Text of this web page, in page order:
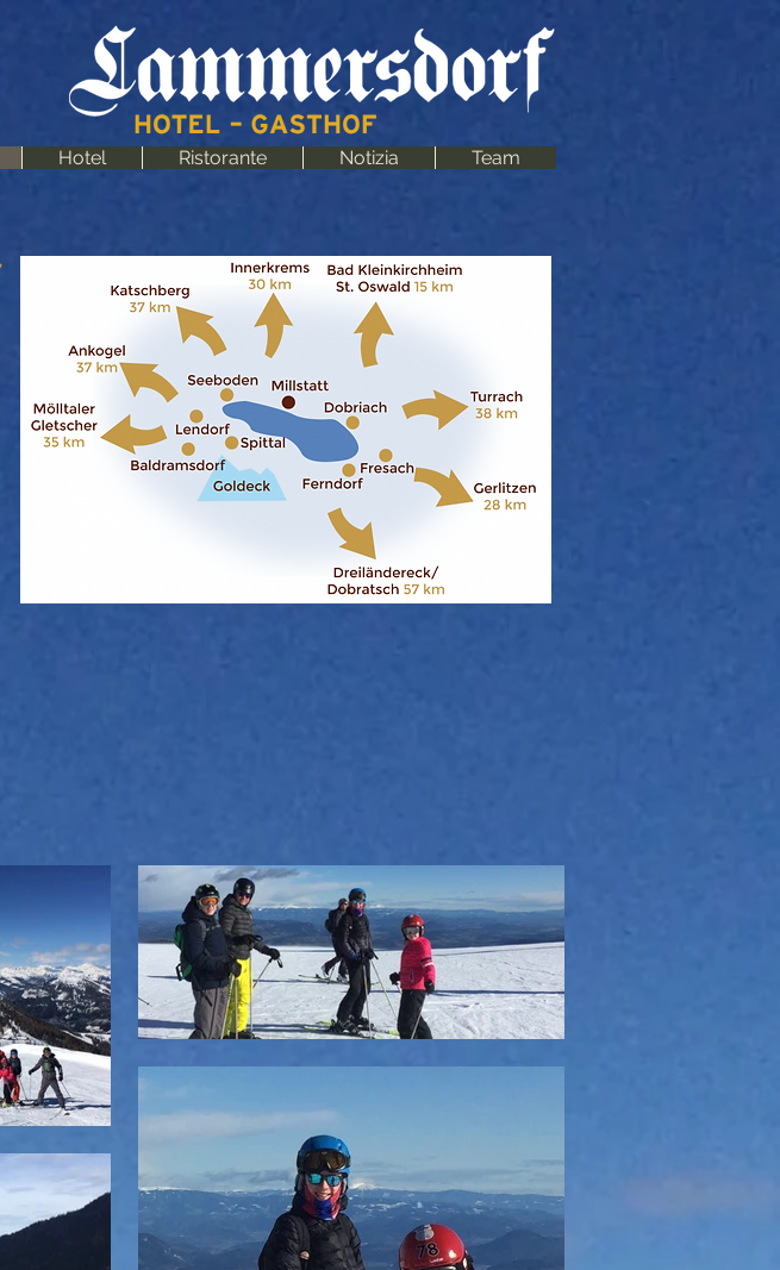
Hotel Ristorante Notizia Team